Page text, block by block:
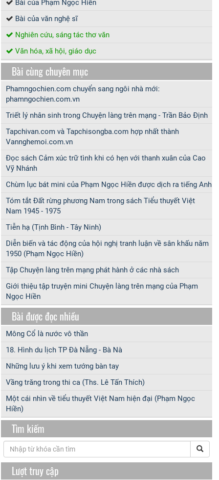
Bài của Phạm Ngọc Hiền
Bài của văn nghệ sĩ
Nghiên cứu, sáng tác thơ văn
Văn hóa, xã hội, giáo dục
Bài cùng chuyên mục
Phamngochien.com chuyển sang ngôi nhà mới:
phamngochien.com.vn
Triết lý nhân sinh trong Chuyện làng trên mạng - Trần Bảo Định
Tapchivan.com và Tapchisongba.com hợp nhất thành
Vannghemoi.com.vn
Đọc sách Cảm xúc trữ tình khi có hẹn với thanh xuân của Cao
Vỹ Nhánh
Chùm lục bát mini của Phạm Ngọc Hiền được dịch ra tiếng Anh
Tóm tắt Đất rừng phương Nam trong sách Tiểu thuyết Việt
Nam 1945 - 1975
Tiễn hạ (Tịnh Bình - Tây Ninh)
Diễn biến và tác động của hội nghị tranh luận về sân khấu năm
1950 (Phạm Ngọc Hiền)
Tập Chuyện làng trên mạng phát hành ở các nhà sách
Giới thiệu tập truyện mini Chuyện làng trên mạng của Phạm
Ngọc Hiền
Bài được đọc nhiều
Mông Cổ là nước vô thần
18. Hình du lịch TP Đà Nẵng - Bà Nà
Những lưu ý khi xem tướng bàn tay
Vầng trăng trong thi ca (Ths. Lê Tấn Thích)
Một cái nhìn về tiểu thuyết Việt Nam hiện đại (Phạm Ngọc
Hiền)
Tìm kiếm
Lượt truy cập